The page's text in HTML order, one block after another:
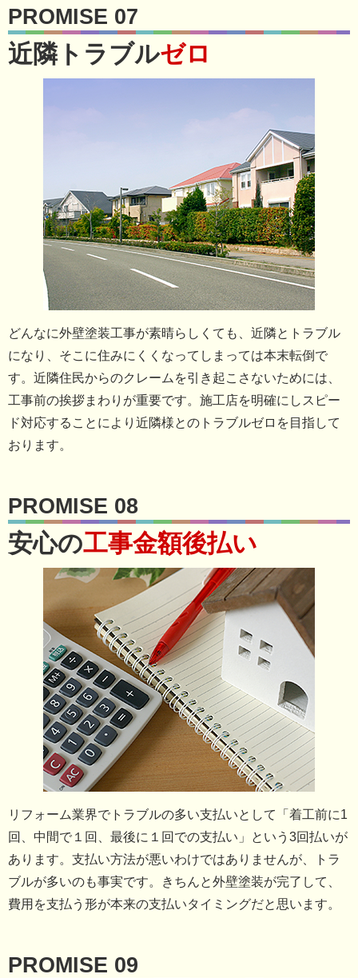
PROMISE 07
近隣トラブルゼロ
どんなに外壁塗装工事が素晴らしくても、近隣とトラブル
になり、そこに住みにくくなってしまっては本末転倒で
す。近隣住民からのクレームを引き起こさないためには、
工事前の挨拶まわりが重要です。施工店を明確にしスピー
ド対応することにより近隣様とのトラブルゼロを目指して
おります。
PROMISE 08
安心の工事金額後払い
リフォーム業界でトラブルの多い支払いとして「着工前に1
回、中間で１回、最後に１回での支払い」という3回払いが
あります。支払い方法が悪いわけではありませんが、トラ
ブルが多いのも事実です。きちんと外壁塗装が完了して、
費用を支払う形が本来の支払いタイミングだと思います。
PROMISE 09